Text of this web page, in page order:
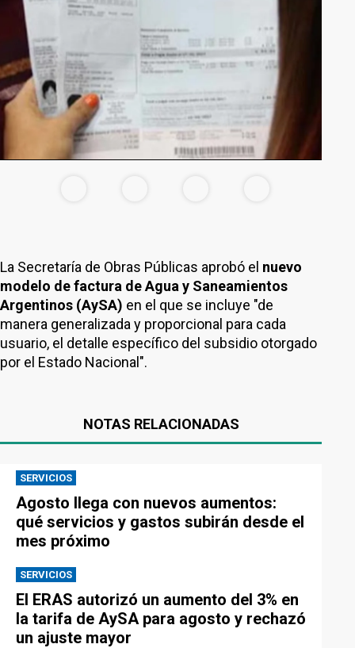
La Secretaría de Obras Públicas aprobó el nuevo
modelo de factura de Agua y Saneamientos
Argentinos (AySA) en el que se incluye "de
manera generalizada y proporcional para cada
usuario, el detalle específico del subsidio otorgado
por el Estado Nacional".
NOTAS RELACIONADAS
SERVICIOS
Agosto llega con nuevos aumentos:
qué servicios y gastos subirán desde el
mes próximo
SERVICIOS
El ERAS autorizó un aumento del 3% en
la tarifa de AySA para agosto y rechazó
un ajuste mayor